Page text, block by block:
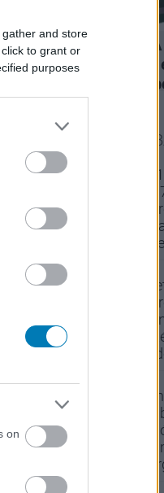
and store
to grant or
purposes
on
EA felvásárlás,
hivatalos Xbox 360
kukázott Penge
Hype
A